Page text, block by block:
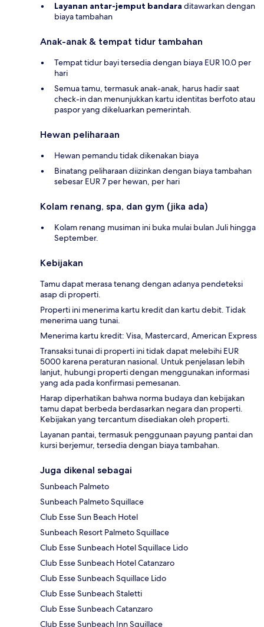
Layanan antar-jemput bandara ditawarkan dengan
biaya tambahan
Anak-anak & tempat tidur tambahan
Tempat tidur bayi tersedia dengan biaya EUR 10.0 per
hari
Semua tamu, termasuk anak-anak, harus hadir saat
check-in dan menunjukkan kartu identitas berfoto atau
paspor yang dikeluarkan pemerintah.
Hewan peliharaan
Hewan pemandu tidak dikenakan biaya
Binatang peliharaan diizinkan dengan biaya tambahan
sebesar EUR 7 per hewan, per hari
Kolam renang, spa, dan gym (jika ada)
Kolam renang musiman ini buka mulai bulan Juli hingga
September.
Kebijakan
Tamu dapat merasa tenang dengan adanya pendeteksi
asap di properti.
Properti ini menerima kartu kredit dan kartu debit. Tidak
menerima uang tunai.
Menerima kartu kredit: Visa, Mastercard, American Express
Transaksi tunai di properti ini tidak dapat melebihi EUR
5000 karena peraturan nasional. Untuk penjelasan lebih
lanjut, hubungi properti dengan menggunakan informasi
yang ada pada konfirmasi pemesanan.
Harap diperhatikan bahwa norma budaya dan kebijakan
tamu dapat berbeda berdasarkan negara dan properti.
Kebijakan yang tercantum disediakan oleh properti.
Layanan pantai, termasuk penggunaan payung pantai dan
kursi berjemur, tersedia dengan biaya tambahan.
Juga dikenal sebagai
Sunbeach Palmeto
Sunbeach Palmeto Squillace
Club Esse Sun Beach Hotel
Sunbeach Resort Palmeto Squillace
Club Esse Sunbeach Hotel Squillace Lido
Club Esse Sunbeach Hotel Catanzaro
Club Esse Sunbeach Squillace Lido
Club Esse Sunbeach Staletti
Club Esse Sunbeach Catanzaro
Club Esse Sunbeach Inn Squillace